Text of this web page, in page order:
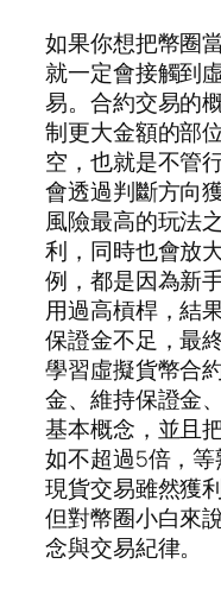
如果你想把幣圈
就一定會接觸到
易。合約交易的
制更大金額的部
空，也就是不管
會透過判斷方向
風險最高的玩法
利，同時也會放
例，都是因為新
用過高槓桿，結
保證金不足，最
學習虛擬貨幣合
金、維持保證金
基本概念，並且
如不超過5倍，等
現貨交易雖然獲
但對幣圈小白來
念與交易紀律。